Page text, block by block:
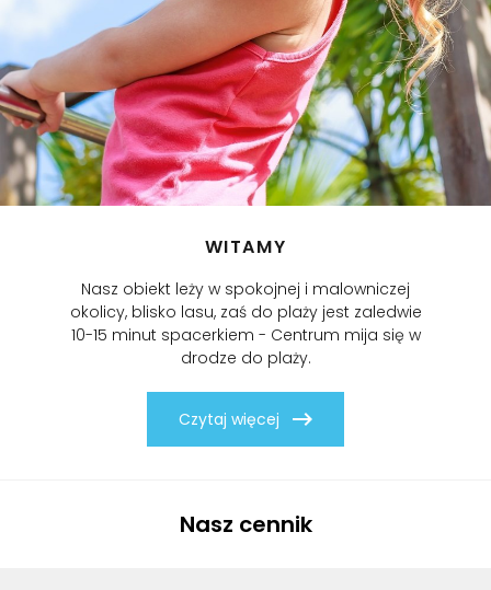
WITAMY
Nasz obiekt leży w spokojnej i malowniczej
okolicy, blisko lasu, zaś do plaży jest zaledwie
10-15 minut spacerkiem - Centrum mija się w
drodze do plaży.
Czytaj więcej
Nasz cennik